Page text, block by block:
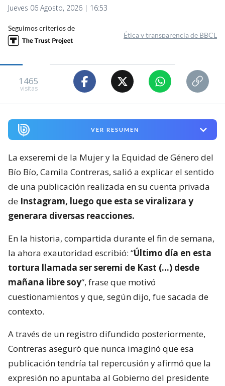
Jueves 06 Agosto, 2026 | 16:53
Seguimos criterios de
Ética y transparencia de BBCL
1465
visitas
VER RESUMEN
La exseremi de la Mujer y la Equidad de Género del
Bío Bío, Camila Contreras, salió a explicar el sentido
de una publicación realizada en su cuenta privada
de Instagram, luego que esta se viralizara y
generara diversas reacciones.
En la historia, compartida durante el fin de semana,
la ahora exautoridad escribió: “Último día en esta
tortura llamada ser seremi de Kast (…) desde
mañana libre soy“, frase que motivó
cuestionamientos y que, según dijo, fue sacada de
contexto.
A través de un registro difundido posteriormente,
Contreras aseguró que nunca imaginó que esa
publicación tendría tal repercusión y afirmó que la
expresión no apuntaba al Gobierno del presidente